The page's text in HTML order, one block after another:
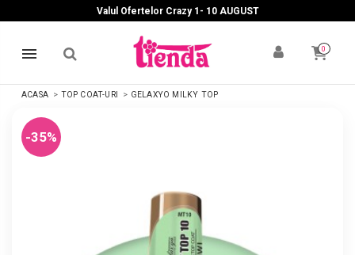
Valul Ofertelor Crazy 1- 10 AUGUST
0
ACASA TOP COAT-URI GELAXYO MILKY TOP
-35%